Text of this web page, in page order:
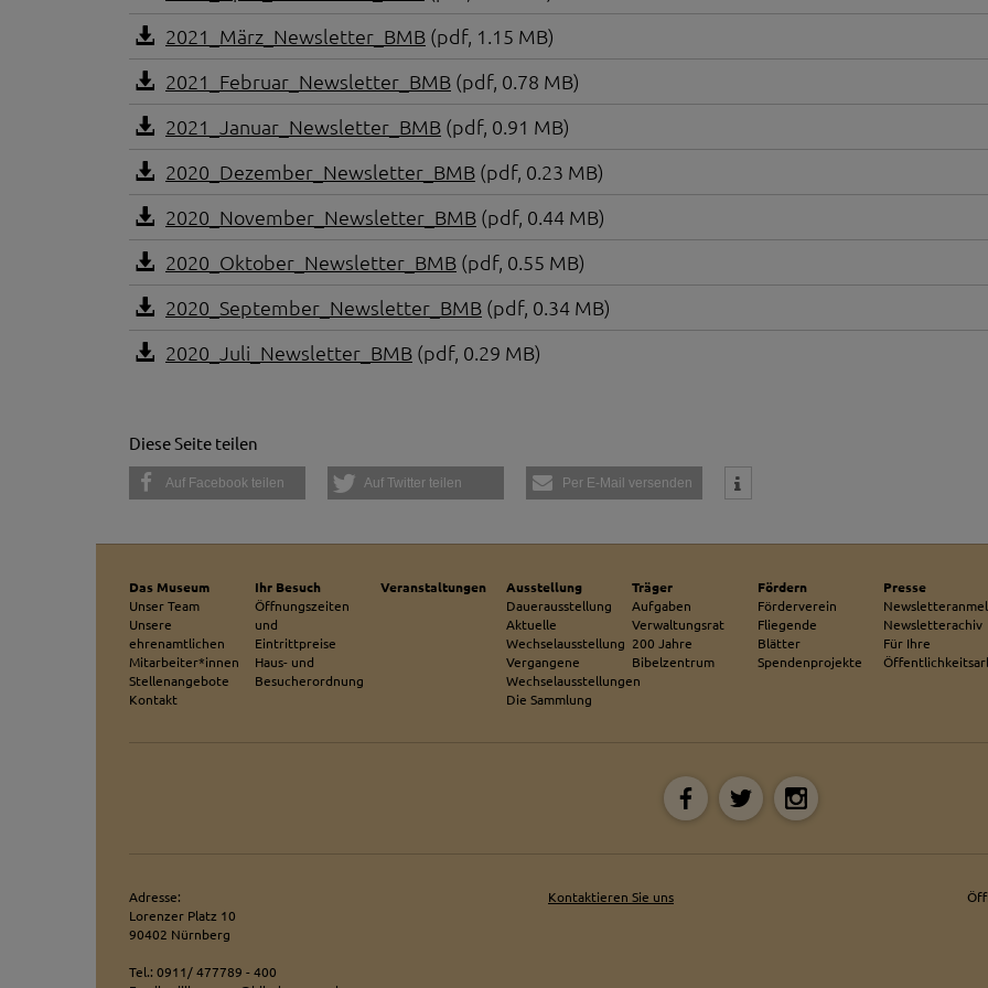
YouTube / Vimeo
Videos werden über die Plattformen YouTube oder Vimeo eingebunden. Wir nutzen YouTube im
Website speichert, bevor diese sich das Video ansehen.
Eingebundene Inhalte
Optional sind externe Inhalte auf den Seiten dieser Website eingebunden. Das können Kartendienste
sein oder auch Anwendungen einer externen Website.
2021_März_Newsletter_BMB (pdf, 1.15 MB)
2021_Februar_Newsletter_BMB (pdf, 0.78 MB)
2021_Januar_Newsletter_BMB (pdf, 0.91 MB)
2020_Dezember_Newsletter_BMB (pdf, 0.23 MB)
2020_November_Newsletter_BMB (pdf, 0.44 MB)
2020_Oktober_Newsletter_BMB (pdf, 0.55 MB)
2020_September_Newsletter_BMB (pdf, 0.34 MB)
2020_Juli_Newsletter_BMB (pdf, 0.29 MB)
Diese Seite teilen
Auf Facebook teilen Auf Twitter teilen Per E-Mail versenden
Das Museum
Unser Team
Unsere
ehrenamtlichen
Mitarbeiter*innen
Stellenangebote
Kontakt
Ihr Besuch
Öffnungszeiten
und
Eintrittpreise
Haus- und
Besucherordnung
Veranstaltungen
Ausstellung
Dauerausstellung
Aktuelle
Wechselausstellung
Vergangene
Wechselausstellungen
Die Sammlung
Träger
Aufgaben
Verwaltungsrat
200 Jahre
Bibelzentrum
Fördern
Förderverein
Fliegende
Blätter
Spendenprojekte
Presse
Newsletterachiv
Für Ihre
Adresse:
Lorenzer Platz 10
90402 Nürnberg
Tel.: 0911/ 477789 - 400
Kontaktieren Sie uns